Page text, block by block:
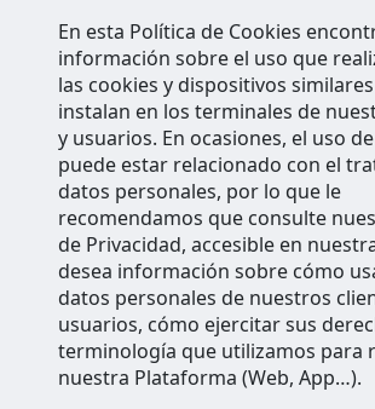
En esta Política de Cookies
información sobre el uso que
las cookies y dispositivos
instalan en los terminales de
y usuarios. En ocasiones, el uso
puede estar relacionado con el
datos personales, por lo que le
recomendamos que consulte
de Privacidad, accesible en
desea información sobre cómo
datos personales de nuestros
usuarios, cómo ejercitar sus
terminología que utilizamos para
nuestra Plataforma (Web, App…).